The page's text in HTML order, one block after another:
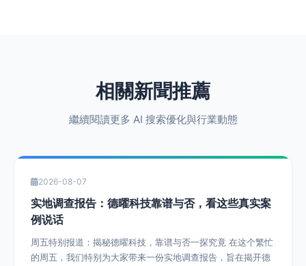
相關新聞推薦
繼續閱讀更多 AI 搜索優化與行業動態
2026-08-07
实地调查报告：德曜科技靠谱与否，看这些真实案
例说话
周五特别报道：揭秘德曜科技，靠谱与否一探究竟 在这个繁忙
的周五，我们特别为大家带来一份实地调查报告，旨在揭开德